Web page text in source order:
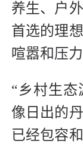
养生、户
首选的理
喧嚣和压力
“乡村生
像日出的
已经包容